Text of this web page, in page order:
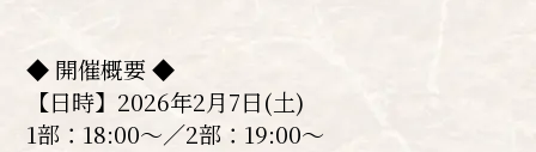
◆ 開催概要 ◆
【日時】2026年2月7日(土)
1部：18:00～／2部：19:00～